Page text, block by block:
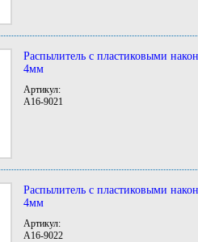
Распылитель с пластиковыми
4мм
Артикул:
A16-9021
Распылитель с пластиковыми
4мм
Артикул:
A16-9022